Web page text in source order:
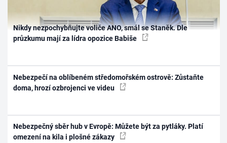
Nikdy nezpochybňujte voliče ANO, smál se Staněk. Dle
průzkumu mají za lídra opozice Babiše
Nebezpečí na oblíbeném středomořském ostrově: Zůstaňte
doma, hrozí ozbrojenci ve videu
Nebezpečný sběr hub v Evropě: Můžete být za pytláky. Platí
omezení na kila i plošné zákazy